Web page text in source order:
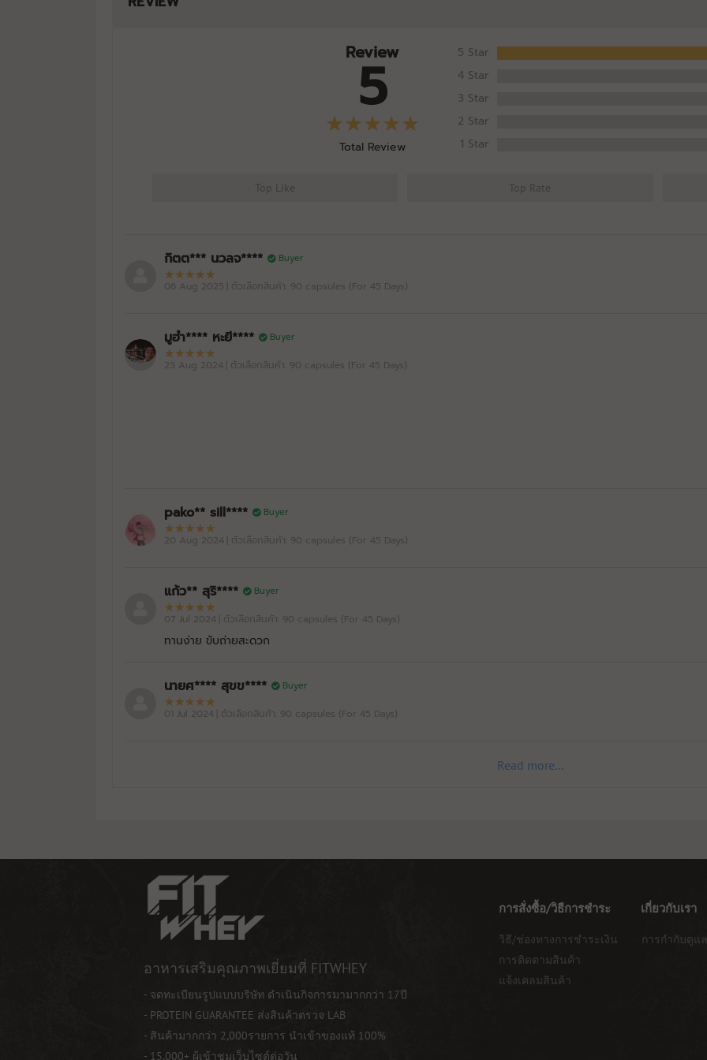
Review
5
Total Review
5 Star
4 Star
3 Star
2 Star
1 Star
Top Like Top Rate
กิตต*** นวลจ**** Buyer
06 Aug 2025 | ตัวเลือกสินค้า: 90 capsules (For 45 Days)
มูฮำ**** หะยี**** Buyer
23 Aug 2024 | ตัวเลือกสินค้า: 90 capsules (For 45 Days)
pako** sill**** Buyer
20 Aug 2024 | ตัวเลือกสินค้า: 90 capsules (For 45 Days)
แก้ว** สุริ**** Buyer
07 Jul 2024 | ตัวเลือกสินค้า: 90 capsules (For 45 Days)
ทานง่าย ขับถ่ายสะดวก
นายศ**** สุขข**** Buyer
01 Jul 2024 | ตัวเลือกสินค้า: 90 capsules (For 45 Days)
Read more...
อาหารเสริมคุณภาพเยี่ยมที่ FITWHEY
- จดทะเบียนรูปแบบบริษัท ดำเนินกิจการมามากกว่า 17ปี
- PROTEIN GUARANTEE ส่งสินค้าตรวจ LAB
- สินค้ามากกว่า 2,000รายการ นำเข้าของแท้ 100%
- 15,000+ ผู้เข้าชมเว็บไซต์ต่อวัน
การสั่งซื้อ/วิธีการชำระ เกี่ยวกับเรา
วิธี/ช่องทางการชำระเงิน
การติดตามสินค้า
แจ้งเคลมสินค้า
การกำกับดูแ